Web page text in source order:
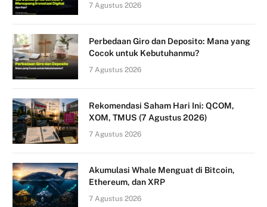
7 Agustus 2026
Perbedaan Giro dan Deposito: Mana yang
Cocok untuk Kebutuhanmu?
7 Agustus 2026
Rekomendasi Saham Hari Ini: QCOM,
XOM, TMUS (7 Agustus 2026)
7 Agustus 2026
Akumulasi Whale Menguat di Bitcoin,
Ethereum, dan XRP
7 Agustus 2026